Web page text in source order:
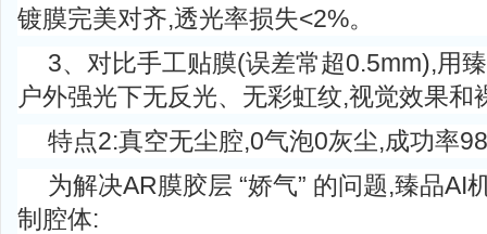
镀膜完美对齐,透光率损失<2%。
3、对比手工贴膜(误差常超0.5mm),用
户外强光下无反光、无彩虹纹,视觉效果和
特点2:真空无尘腔,0气泡0灰尘,成功率
为解决AR膜胶层 “娇气” 的问题,臻品AI
制腔体: